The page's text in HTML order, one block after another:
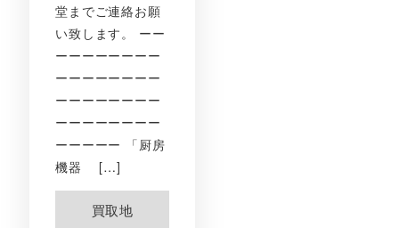
堂までご連絡お願
い致します。 ーー
ーーーーーーーー
ーーーーーーーー
ーーーーーーーー
ーーーーーーーー
ーーーーー 「厨房
機器 […]
買取地